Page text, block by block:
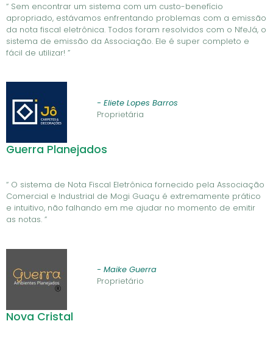
“ Sem encontrar um sistema com um custo-benefício
apropriado, estávamos enfrentando problemas com a emissão
da nota fiscal eletrônica. Todos foram resolvidos com o NfeJá, o
sistema de emissão da Associação. Ele é super completo e
fácil de utilizar! ”
- Eliete Lopes Barros
Proprietária
Guerra Planejados
“ O sistema de Nota Fiscal Eletrônica fornecido pela Associação
Comercial e Industrial de Mogi Guaçu é extremamente prático
e intuitivo, não falhando em me ajudar no momento de emitir
as notas. ”
- Maike Guerra
Proprietário
Nova Cristal